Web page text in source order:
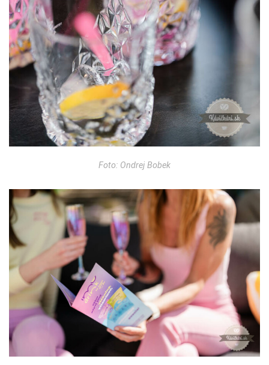
Foto: Ondrej Bobek